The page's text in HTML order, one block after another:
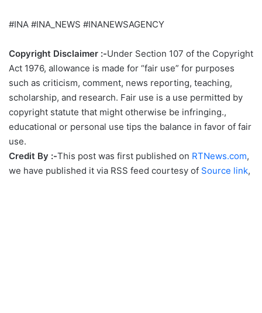
#INA #INA_NEWS #INANEWSAGENCY
Copyright Disclaimer :-Under Section 107 of the Copyright
Act 1976, allowance is made for “fair use” for purposes
such as criticism, comment, news reporting, teaching,
scholarship, and research. Fair use is a use permitted by
copyright statute that might otherwise be infringing.,
educational or personal use tips the balance in favor of fair
use.
Credit By :-This post was first published on RTNews.com,
we have published it via RSS feed courtesy of Source link,